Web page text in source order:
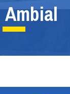
Ambial